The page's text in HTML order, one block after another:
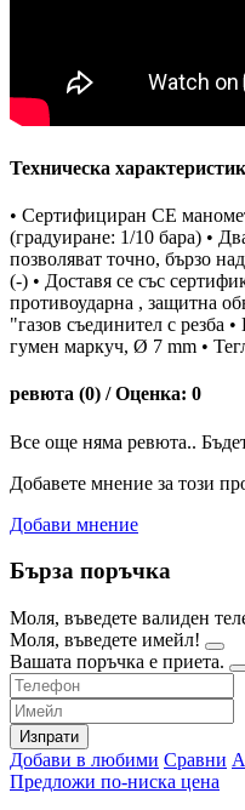
Техническа
• Сертифициран CE
(градуиране: 1/10 бара) •
позволяват точно, бързо
(-) • Доставя се със
противоударна , защитна
"газов съединител с резба
гумен маркуч, Ø 7 mm •
ревюта (0) / Оценка: 0
Все още няма ревюта..
Добавете мнение за този
Добави мнение
Бърза поръчка
Моля, въведете валиден
Моля, въведете имейл!
Вашата поръчка е приета.
Изпрати
Добави в любими Сравни
Предложи по-ниска цена